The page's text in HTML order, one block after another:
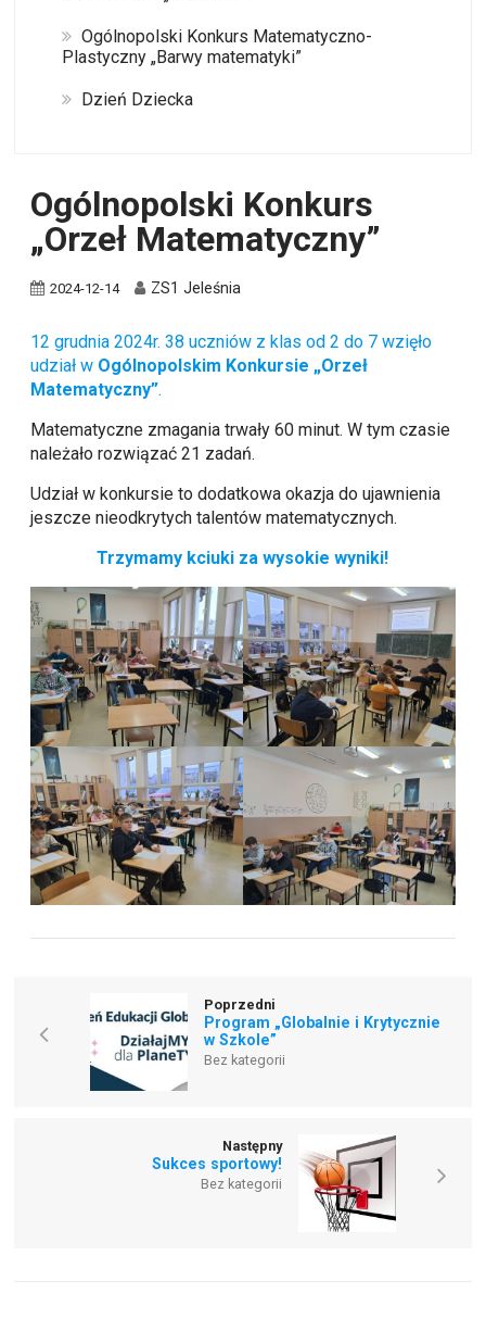
Ogólnopolski Konkurs Matematyczno-
Plastyczny „Barwy matematyki”
Dzień Dziecka
Ogólnopolski Konkurs
„Orzeł Matematyczny”
2024-12-14 ZS1 Jeleśnia
12 grudnia 2024r. 38 uczniów z klas od 2 do 7 wzięło
udział w Ogólnopolskim Konkursie „Orzeł
Matematyczny”.
Matematyczne zmagania trwały 60 minut. W tym czasie
należało rozwiązać 21 zadań.
Udział w konkursie to dodatkowa okazja do ujawnienia
jeszcze nieodkrytych talentów matematycznych.
Trzymamy kciuki za wysokie wyniki!
Poprzedni
Program „Globalnie i Krytycznie
w Szkole”
Bez kategorii
Następny
Sukces sportowy!
Bez kategorii